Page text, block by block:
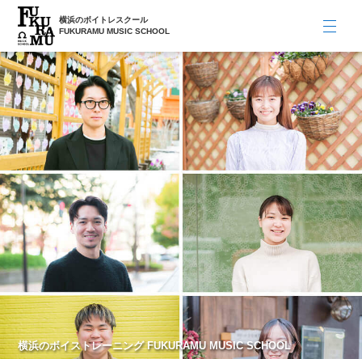
横浜のボイトレスクール
FUKURAMU MUSIC SCHOOL
横浜のボイストレーニング FUKURAMU MUSIC SCHOOL